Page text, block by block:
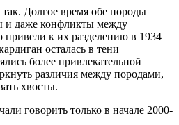
Долгое время обе породы
и даже конфликты между
привели к их разделению в 1934
осталась в тени
более привлекательной
различия между породами,
хвосты.
говорить только в начале 2000-